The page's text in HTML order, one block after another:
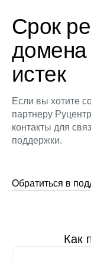
Срок
домена
истек
Если вы хотите
партнеру
контакты для
поддержки.
Обратиться в
Как